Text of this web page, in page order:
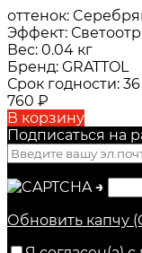
оттенок:
Эффект:
Вес: 0.04 кг
Бренд: GRATTOL
Срок годности:
760 ₽
В корзину
Подписаться на
→
Обновить капчу